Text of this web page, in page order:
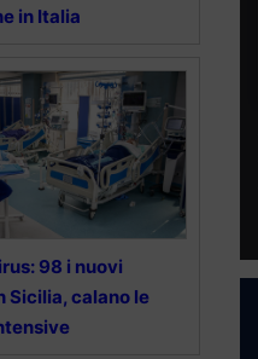
in Italia
98 i nuovi
Sicilia, calano le